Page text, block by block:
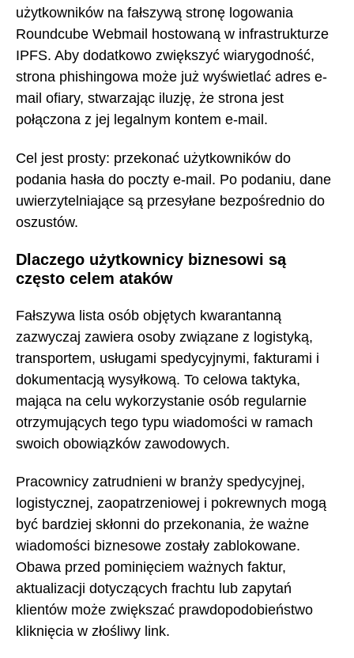
użytkowników na fałszywą stronę logowania
Roundcube Webmail hostowaną w infrastrukturze
IPFS. Aby dodatkowo zwiększyć wiarygodność,
strona phishingowa może już wyświetlać adres e-
mail ofiary, stwarzając iluzję, że strona jest
połączona z jej legalnym kontem e-mail.
Cel jest prosty: przekonać użytkowników do
podania hasła do poczty e-mail. Po podaniu, dane
uwierzytelniające są przesyłane bezpośrednio do
oszustów.
Dlaczego użytkownicy biznesowi są
często celem ataków
Fałszywa lista osób objętych kwarantanną
zazwyczaj zawiera osoby związane z logistyką,
transportem, usługami spedycyjnymi, fakturami i
dokumentacją wysyłkową. To celowa taktyka,
mająca na celu wykorzystanie osób regularnie
otrzymujących tego typu wiadomości w ramach
swoich obowiązków zawodowych.
Pracownicy zatrudnieni w branży spedycyjnej,
logistycznej, zaopatrzeniowej i pokrewnych mogą
być bardziej skłonni do przekonania, że ważne
wiadomości biznesowe zostały zablokowane.
Obawa przed pominięciem ważnych faktur,
aktualizacji dotyczących frachtu lub zapytań
klientów może zwiększać prawdopodobieństwo
kliknięcia w złośliwy link.